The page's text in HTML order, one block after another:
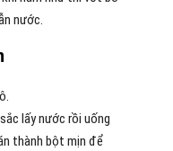
nước.
lấy nước rồi uống
thành bột mịn để